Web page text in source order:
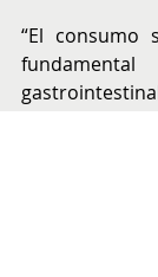
“El consumo